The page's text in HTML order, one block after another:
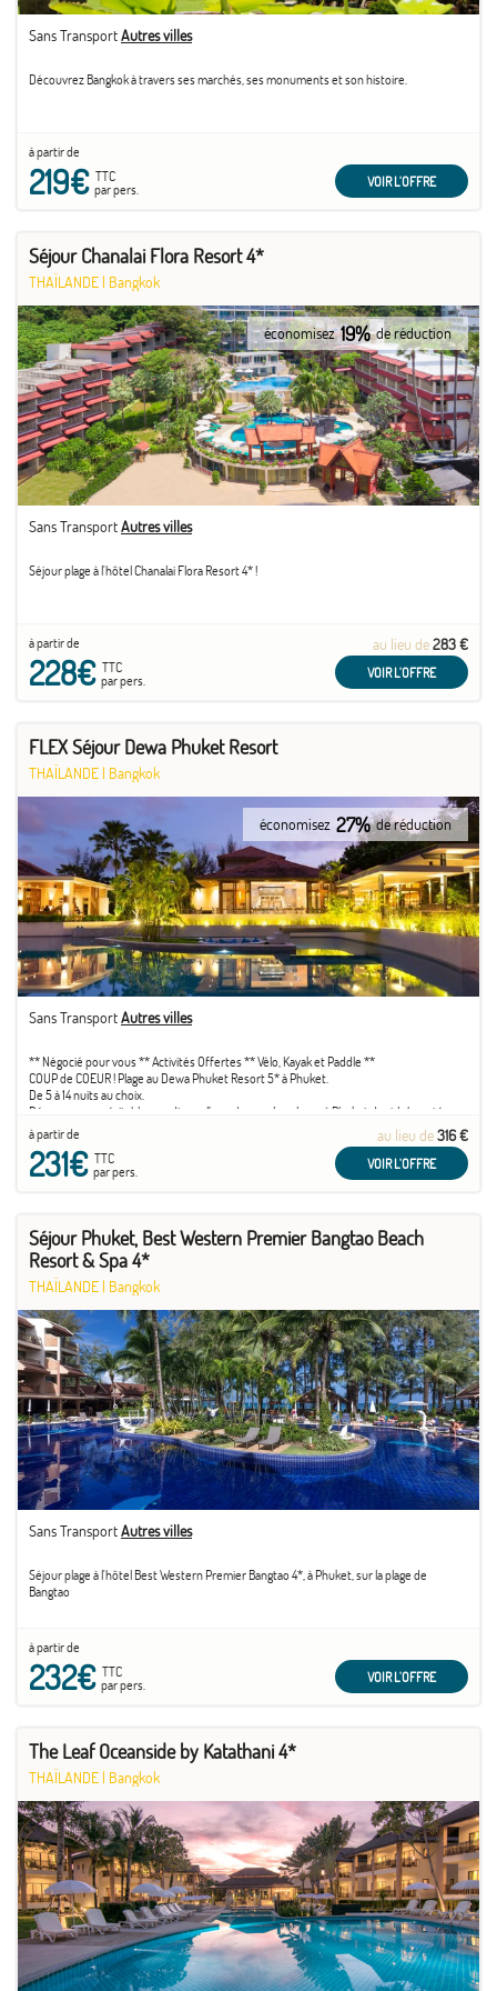
Sans TransportAutres villes
Découvrez Bangkok à travers ses marchés, ses monuments et son histoire.
à partir de
219€TTC
par pers.
VOIR L'OFFRE
Séjour Chanalai Flora Resort 4*
THAÏLANDE | Bangkok
économisez 19% de réduction
Sans TransportAutres villes
Séjour plage à l'hôtel Chanalai Flora Resort 4* !
à partir de
228€TTC
par pers.
au lieu de283 €
VOIR L'OFFRE
FLEX Séjour Dewa Phuket Resort
THAÏLANDE | Bangkok
économisez 27% de réduction
Sans TransportAutres villes
** Négocié pour vous ** Activités Offertes ** Vélo, Kayak et Paddle **
COUP de COEUR ! Plage au Dewa Phuket Resort 5* à Phuket.
De 5 à 14 nuits au choix.
Découvrez un véritable paradis sur l’une des seules plages à Phuket dont la beauté
naturelle est encore préservée, bordée par les eaux cristallines de la mer d’Andaman.
Rendez-vous au Dewa Phuket Resort pour des vacances relaxantes et inoubliables !
à partir de
231€TTC
par pers.
au lieu de316 €
VOIR L'OFFRE
Séjour Phuket, Best Western Premier Bangtao Beach
Resort & Spa 4*
THAÏLANDE | Bangkok
Sans TransportAutres villes
Séjour plage à l'hôtel Best Western Premier Bangtao 4*, à Phuket, sur la plage de
Bangtao
à partir de
232€TTC
par pers.
VOIR L'OFFRE
The Leaf Oceanside by Katathani 4*
THAÏLANDE | Bangkok